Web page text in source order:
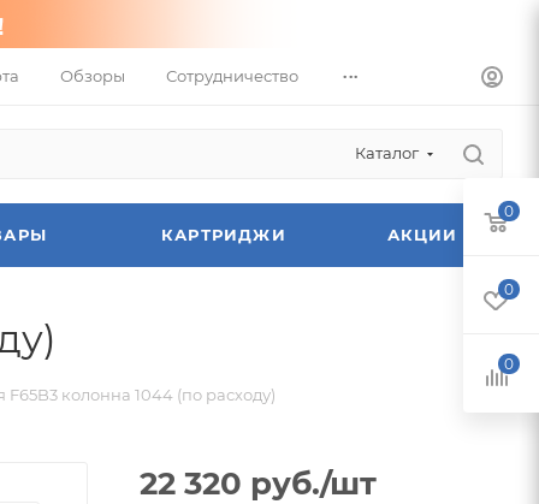
Обзоры Сотрудничество ...
Каталог
КАРТРИДЖИ АКЦИИ
F65B3 колонна 1044 (по расходу)
22 320 руб./шт
0
0
0